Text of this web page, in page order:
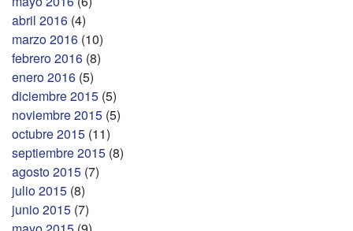
abril 2016 (4)
marzo 2016 (10)
febrero 2016 (8)
enero 2016 (5)
diciembre 2015 (5)
noviembre 2015 (5)
octubre 2015 (11)
septiembre 2015 (8)
agosto 2015 (7)
julio 2015 (8)
junio 2015 (7)